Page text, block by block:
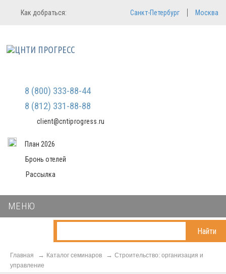
Регистрация
Мы не передаем ваши данные
третьим лицам и не рассылаем
Вход в систему
Как добраться: Санкт-Петербург Москва
8 (800) 333-88-44
8 (812) 331-88-88
client@cntiprogress.ru
План 2026
Бронь отелей
Рассылка
МЕНЮ
Найти
Главная Каталог семинаров
Строительство: организация и
управление